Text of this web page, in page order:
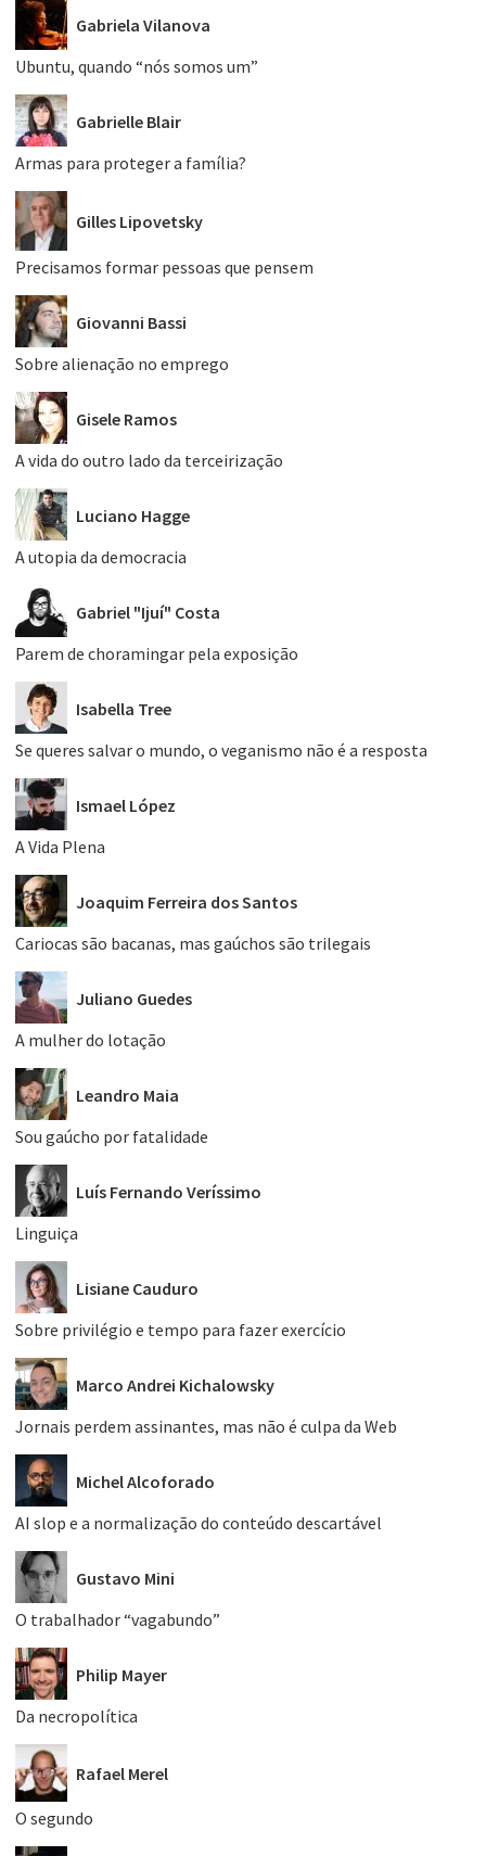
Gabriela Vilanova
Ubuntu, quando “nós somos um”
Gabrielle Blair
Armas para proteger a família?
Gilles Lipovetsky
Precisamos formar pessoas que pensem
Giovanni Bassi
Sobre alienação no emprego
Gisele Ramos
A vida do outro lado da terceirização
Luciano Hagge
A utopia da democracia
Gabriel "Ijuí" Costa
Parem de choramingar pela exposição
Isabella Tree
Se queres salvar o mundo, o veganismo não é a resposta
Ismael López
A Vida Plena
Joaquim Ferreira dos Santos
Cariocas são bacanas, mas gaúchos são trilegais
Juliano Guedes
A mulher do lotação
Leandro Maia
Sou gaúcho por fatalidade
Luís Fernando Veríssimo
Linguiça
Lisiane Cauduro
Sobre privilégio e tempo para fazer exercício
Marco Andrei Kichalowsky
Jornais perdem assinantes, mas não é culpa da Web
Michel Alcoforado
AI slop e a normalização do conteúdo descartável
Gustavo Mini
O trabalhador “vagabundo”
Philip Mayer
Da necropolítica
Rafael Merel
O segundo